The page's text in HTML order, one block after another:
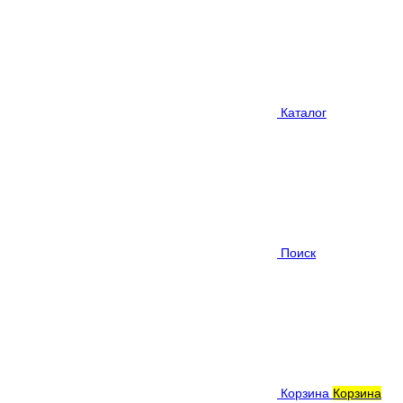
Каталог
Поиск
Корзина Корзина